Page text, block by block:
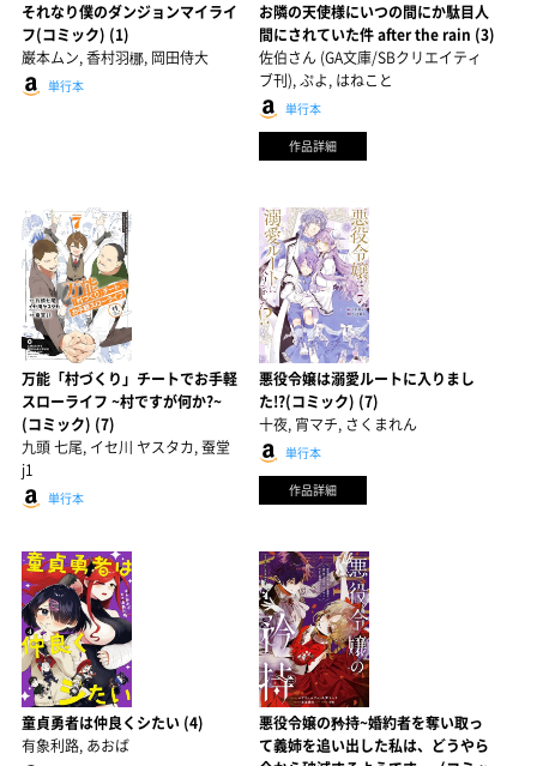
それなり僕のダンジョンマイライ
フ(コミック) (1)
巌本ムン, 香村羽梛, 岡田侍大
単行本
お隣の天使様にいつの間にか駄目人
間にされていた件 after the rain (3)
佐伯さん (GA文庫/SBクリエイティ
ブ刊), ぷよ, はねこと
単行本
作品詳細
万能「村づくり」チートでお手軽
スローライフ ~村ですが何か?~
(コミック) (7)
九頭 七尾, イセ川 ヤスタカ, 蚕堂
j1
単行本
悪役令嬢は溺愛ルートに入りまし
た!?(コミック) (7)
十夜, 宵マチ, さくまれん
単行本
作品詳細
童貞勇者は仲良くシたい (4)
有象利路, あおば
悪役令嬢の矜持~婚約者を奪い取っ
て義姉を追い出した私は、どうやら